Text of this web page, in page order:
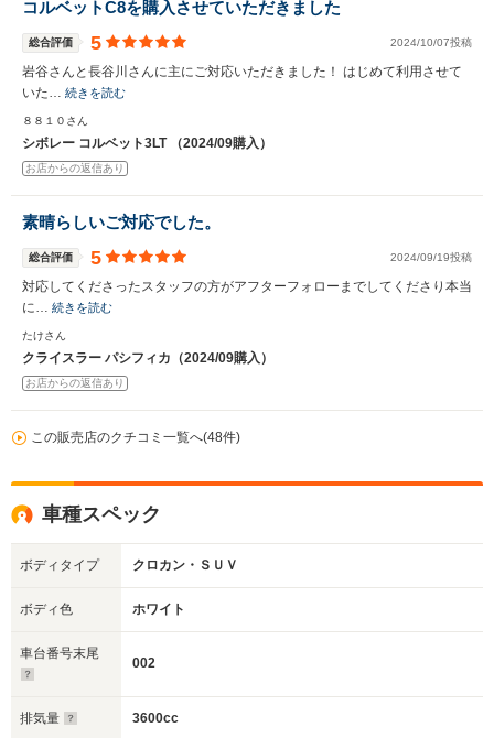
コルベットC8を購入させていただきました
総合評価 5 2024/10/07投稿
岩谷さんと長谷川さんに主にご対応いただきました！ はじめて利用させて
いた… 続きを読む
８８１０さん
シボレー コルベット3LT （2024/09購入）
お店からの返信あり
素晴らしいご対応でした。
総合評価 5 2024/09/19投稿
対応してくださったスタッフの方がアフターフォローまでしてくださり本当
に… 続きを読む
たけさん
クライスラー パシフィカ（2024/09購入）
お店からの返信あり
この販売店のクチコミ一覧へ(48件)
車種スペック
ボディタイプ クロカン・ＳＵＶ
ボディ色 ホワイト
車台番号末尾
002
排気量 3600cc